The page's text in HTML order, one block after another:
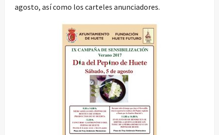
agosto, así como los carteles anunciadores.